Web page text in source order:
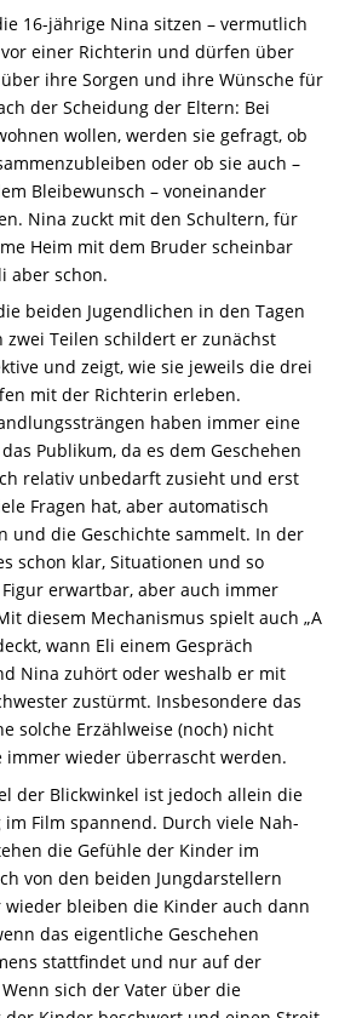
16-jährige Nina sitzen – vermutlich
einer Richterin und dürfen über
ihre Sorgen und ihre Wünsche für
der Scheidung der Eltern: Bei
wollen, werden sie gefragt, ob
oder ob sie auch –
Bleibewunsch – voneinander
Nina zuckt mit den Schultern, für
Heim mit dem Bruder scheinbar
aber schon.
beiden Jugendlichen in den Tagen
zwei Teilen schildert er zunächst
und zeigt, wie sie jeweils die drei
mit der Richterin erleben.
haben immer eine
Publikum, da es dem Geschehen
relativ unbedarft zusieht und erst
Fragen hat, aber automatisch
und die Geschichte sammelt. In der
schon klar, Situationen und so
erwartbar, aber auch immer
diesem Mechanismus spielt auch „A
wann Eli einem Gespräch
Nina zuhört oder weshalb er mit
zustürmt. Insbesondere das
solche Erzählweise (noch) nicht
immer wieder überrascht werden.
der Blickwinkel ist jedoch allein die
Film spannend. Durch viele Nah-
die Gefühle der Kinder im
von den beiden Jungdarstellern
bleiben die Kinder auch dann
das eigentliche Geschehen
stattfindet und nur auf der
sich der Vater über die